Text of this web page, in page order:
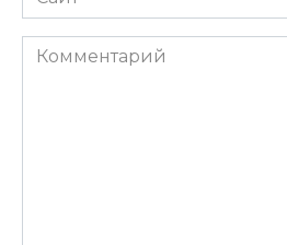
Комментарий